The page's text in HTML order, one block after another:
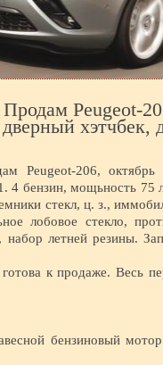
Peugeot-
хэтчбек,
Peugeot-206, октябрь
4 бензин, мощьность
стекл, ц. з.,
лобовое стекло,
летней резины.
к продаже. Весь
бензиновый